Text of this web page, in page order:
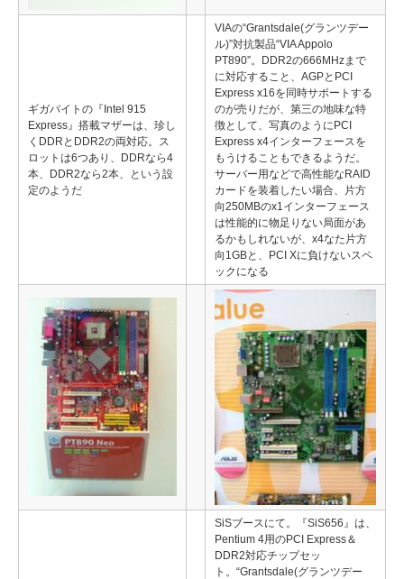
ギガバイトの『Intel 915
Express』搭載マザーは、珍し
くDDRとDDR2の両対応。ス
ロットは6つあり、DDRなら4
本、DDR2なら2本、という設
定のようだ
VIAの“Grantsdale(グランツデー
ル)”対抗製品“VIA Appolo
PT890”。DDR2の666MHzまで
に対応すること、AGPとPCI
Express x16を同時サポートする
のが売りだが、第三の地味な特
徴として、写真のようにPCI
Express x4インターフェースを
もうけることもできるようだ。
サーバー用などで高性能なRAID
カードを装着したい場合、片方
向250MBのx1インターフェース
は性能的に物足りない局面があ
るかもしれないが、x4なた片方
向1GBと、PCI Xに負けないスペ
ックになる
SiSブースにて。『SiS656』は、
Pentium 4用のPCI Express＆
DDR2対応チップセッ
ト。“Grantsdale(グランツデー